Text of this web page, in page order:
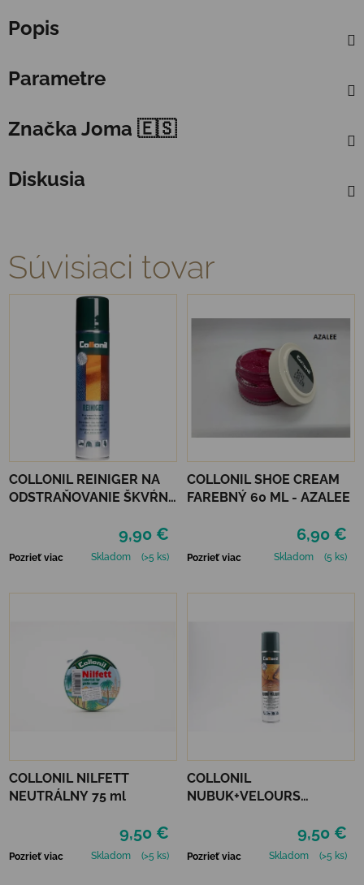
Popis
Parametre
Značka Joma 🇪🇸
Diskusia
Súvisiaci tovar
COLLONIL REINIGER NA
ODSTRAŇOVANIE ŠKVŔN
9,90 €
Pozrieť viac Skladom (>5 ks)
COLLONIL SHOE CREAM
FAREBNÝ 60 ML - AZALEE
6,90 €
Pozrieť viac Skladom (5 ks)
COLLONIL NILFETT
NEUTRÁLNY 75 ml
9,50 €
Pozrieť viac Skladom (>5 ks)
COLLONIL
NUBUK+VELOURS
9,50 €
Pozrieť viac Skladom (>5 ks)